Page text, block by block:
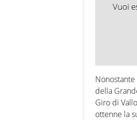
Vuoi
della
Giro di
ottenne la